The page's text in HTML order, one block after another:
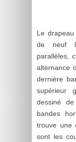
Le
de neuf
parallèles,
alternance
dernière
supérieur
dessiné
bandes
trouve une
sont les